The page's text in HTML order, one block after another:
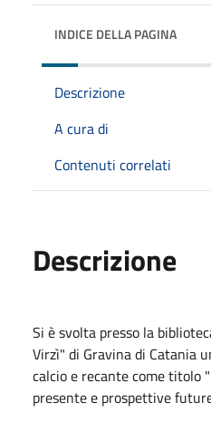
INDICE DELLA PAGINA
Descrizione
A cura di
Contenuti correlati
Descrizione
Si è svolta presso la
Virzì" di Gravina di Catania
calcio e recante come titolo
presente e prospettive